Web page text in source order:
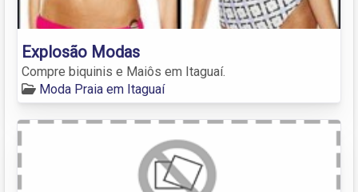
Explosão Modas
Compre biquinis e Maiôs em Itaguaí.
Moda Praia em Itaguaí